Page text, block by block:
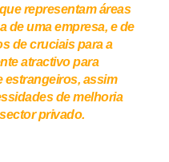
representam áreas
de uma empresa, e de
de cruciais para a
atractivo para
estrangeiros, assim
de melhoria
privado.